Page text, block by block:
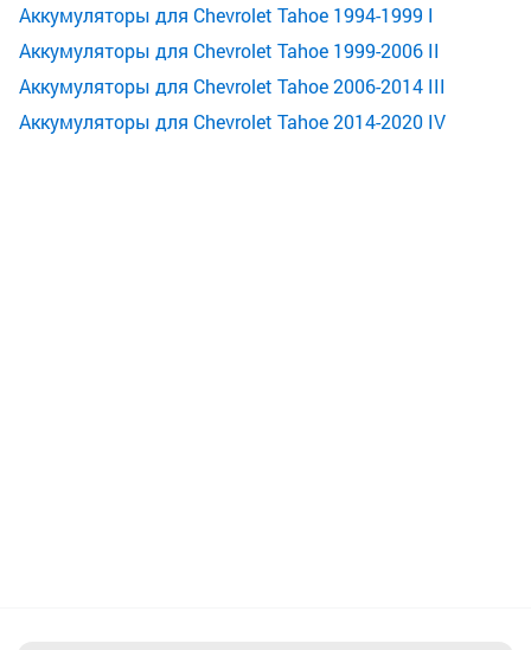
Аккумуляторы для Chevrolet Tahoe 1994-1999 I
Аккумуляторы для Chevrolet Tahoe 1999-2006 II
Аккумуляторы для Chevrolet Tahoe 2006-2014 III
Аккумуляторы для Chevrolet Tahoe 2014-2020 IV